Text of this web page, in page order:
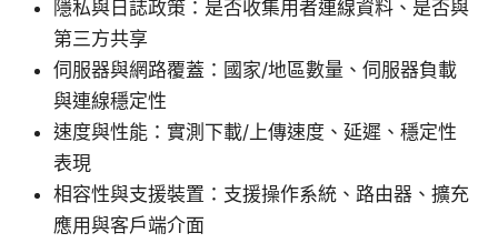
隱私與日誌政策：是否收集用者連線資料、是否與
第三方共享
伺服器與網路覆蓋：國家/地區數量、伺服器負載
與連線穩定性
速度與性能：實測下載/上傳速度、延遲、穩定性
表現
相容性與支援裝置：支援操作系統、路由器、擴充
應用與客戶端介面